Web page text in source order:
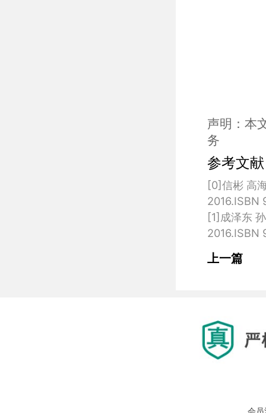
声明：本
务
参考文
[0]信彬 高
[1]成泽东
上一篇
会